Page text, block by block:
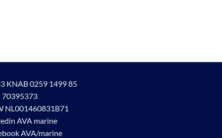
KNAB 0259 1499 85
70395373
NL001460831B71
AVA marine
AVA/marine